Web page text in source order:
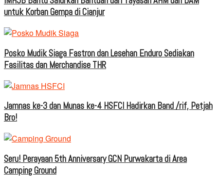
untuk Korban Gempa di Cianjur
Posko Mudik Siaga Fastron dan Lesehan Enduro Sediakan
Fasilitas dan Merchandise THR
Jamnas ke-3 dan Munas ke-4 HSFCI Hadirkan Band /rif, Petjah
Bro!
Seru! Perayaan 5th Anniversary GCN Purwakarta di Area
Camping Ground